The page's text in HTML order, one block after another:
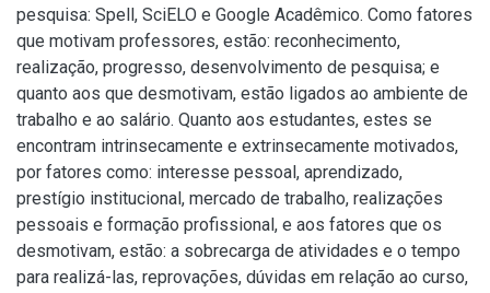
pesquisa: Spell, SciELO e Google Acadêmico. Como fatores
que motivam professores, estão: reconhecimento,
realização, progresso, desenvolvimento de pesquisa; e
quanto aos que desmotivam, estão ligados ao ambiente de
trabalho e ao salário. Quanto aos estudantes, estes se
encontram intrinsecamente e extrinsecamente motivados,
por fatores como: interesse pessoal, aprendizado,
prestígio institucional, mercado de trabalho, realizações
pessoais e formação profissional, e aos fatores que os
desmotivam, estão: a sobrecarga de atividades e o tempo
para realizá-las, reprovações, dúvidas em relação ao curso,